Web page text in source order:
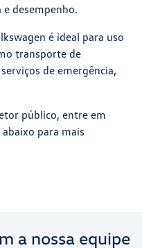
desempenho.
é ideal para uso
transporte de
de emergência,
público, entre em
para mais
a nossa equipe